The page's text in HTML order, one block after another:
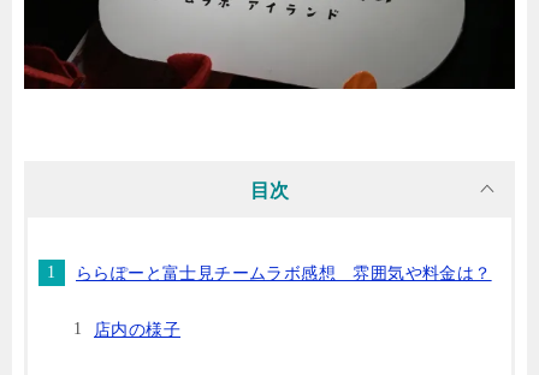
目次
ららぽーと富士見チームラボ感想 雰囲気や料金は？
店内の様子